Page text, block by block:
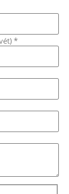
*